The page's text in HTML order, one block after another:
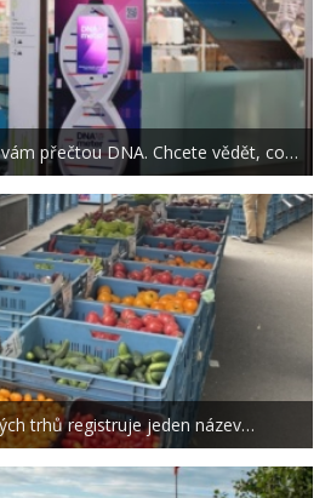
přečtou DNA. Chcete vědět, co…
trhů registruje jeden název…